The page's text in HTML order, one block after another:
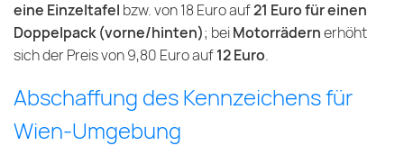
eine Einzeltafel bzw. von 18 Euro auf21 Euro für einen
Doppelpack (vorne/hinten); beiMotorrädernerhöht
sich der Preis von 9,80 Euro auf12 Euro.
Abschaffung des Kennzeichens für
Wien-Umgebung